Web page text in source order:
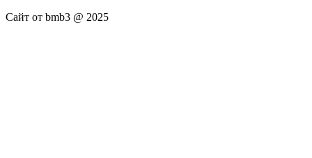
Сайт от bmb3 @ 2025